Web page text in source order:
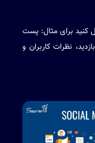
کنید برای مثال: پست
نظرات کاربران و